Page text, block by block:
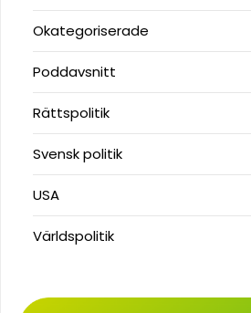
Okategoriserade
Poddavsnitt
Rättspolitik
Svensk politik
USA
Världspolitik